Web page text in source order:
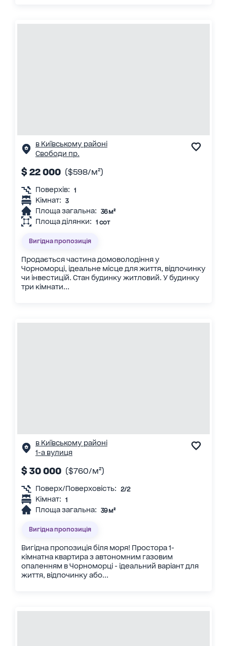
в Київському районі
Свободи пр.
$ 22 000 ($598/м²)
Поверхів: 1
Кімнат: 3
Площа загальна: 36 м²
Площа ділянки: 1 сот
Вигідна пропозиція
Продається частина домоволодіння у
Чорноморці, ідеальне місце для життя, відпочинку
чи інвестицій. Стан будинку житловий. У будинку
три кімнати...
в Київському районі
1-а вулиця
$ 30 000 ($760/м²)
Поверх/Поверховість: 2/2
Кімнат: 1
Площа загальна: 39 м²
Вигідна пропозиція
Вигідна пропозиція біля моря! Простора 1-
кімнатна квартира з автономним газовим
опаленням в Чорноморці - ідеальний варіант для
життя, відпочинку або...